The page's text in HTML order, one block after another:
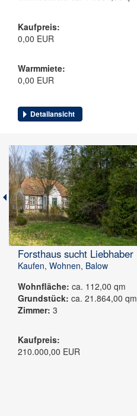
Kaufpreis:
0,00 EUR
Warmmiete:
0,00 EUR
Detailansicht
Forsthaus sucht Liebhaber
Kaufen, Wohnen, Balow
Wohnfläche: ca. 112,00 qm
Grundstück: ca. 21.864,00 qm
Zimmer: 3
Kaufpreis:
210.000,00 EUR